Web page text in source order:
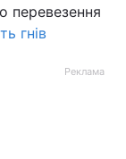
перевезення
гнів
Реклама